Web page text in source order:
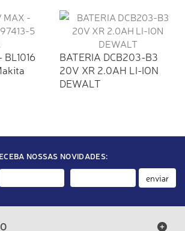
BATERIA DCB203-B3
20V XR 2.0AH LI-ION
DEWALT
NOSSAS NOVIDADES:
enviar